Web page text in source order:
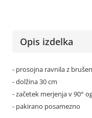
Opis izdelka
- prosojna ravnila z
- dolžina 30 cm
- začetek merjenja v 90°
- pakirano posamezno